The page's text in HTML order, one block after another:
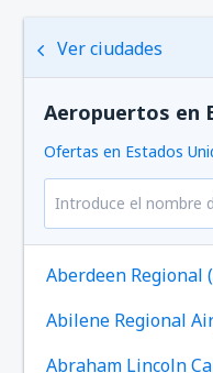
Ver ciudades
Aeropuertos en
Ofertas en Estados
Aberdeen Regional
Abilene Regional
Abraham Lincoln